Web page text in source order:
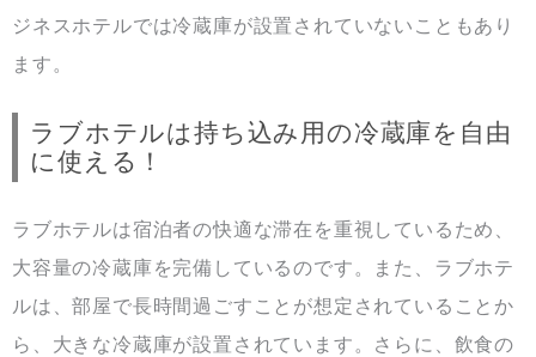
ジネスホテルでは冷蔵庫が設置されていないこともあり
ます。
ラブホテルは持ち込み用の冷蔵庫を自由
に使える！
ラブホテルは宿泊者の快適な滞在を重視しているため、
大容量の冷蔵庫を完備しているのです。また、ラブホテ
ルは、部屋で長時間過ごすことが想定されていることか
ら、大きな冷蔵庫が設置されています。さらに、飲食の